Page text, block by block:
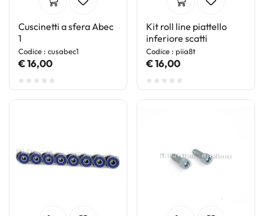
Cuscinetti a sfera Abec
1
Codice : cusabec1
€ 16,00
Kit roll line piattello
inferiore scatti
Codice : piia8t
€ 16,00